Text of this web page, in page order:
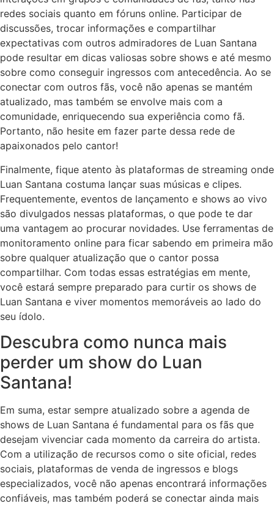
redes sociais quanto em fóruns online. Participar de
discussões, trocar informações e compartilhar
expectativas com outros admiradores de Luan Santana
pode resultar em dicas valiosas sobre shows e até mesmo
sobre como conseguir ingressos com antecedência. Ao se
conectar com outros fãs, você não apenas se mantém
atualizado, mas também se envolve mais com a
comunidade, enriquecendo sua experiência como fã.
Portanto, não hesite em fazer parte dessa rede de
apaixonados pelo cantor!
Finalmente, fique atento às plataformas de streaming onde
Luan Santana costuma lançar suas músicas e clipes.
Frequentemente, eventos de lançamento e shows ao vivo
são divulgados nessas plataformas, o que pode te dar
uma vantagem ao procurar novidades. Use ferramentas de
monitoramento online para ficar sabendo em primeira mão
sobre qualquer atualização que o cantor possa
compartilhar. Com todas essas estratégias em mente,
você estará sempre preparado para curtir os shows de
Luan Santana e viver momentos memoráveis ao lado do
seu ídolo.
Descubra como nunca mais
perder um show do Luan
Santana!
Em suma, estar sempre atualizado sobre a agenda de
shows de Luan Santana é fundamental para os fãs que
desejam vivenciar cada momento da carreira do artista.
Com a utilização de recursos como o site oficial, redes
sociais, plataformas de venda de ingressos e blogs
especializados, você não apenas encontrará informações
confiáveis, mas também poderá se conectar ainda mais